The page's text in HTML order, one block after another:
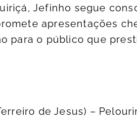
Jefinho segue
apresentações
para o público que
de Jesus) –